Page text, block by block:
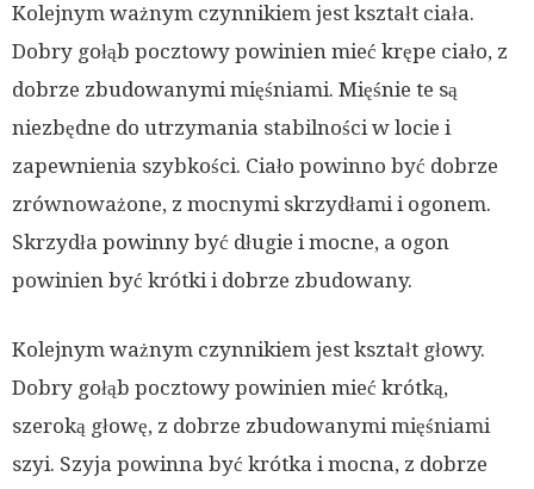
Kolejnym ważnym czynnikiem jest kształt ciała.
Dobry gołąb pocztowy powinien mieć krępe ciało, z
dobrze zbudowanymi mięśniami. Mięśnie te są
niezbędne do utrzymania stabilności w locie i
zapewnienia szybkości. Ciało powinno być dobrze
zrównoważone, z mocnymi skrzydłami i ogonem.
Skrzydła powinny być długie i mocne, a ogon
powinien być krótki i dobrze zbudowany.
Kolejnym ważnym czynnikiem jest kształt głowy.
Dobry gołąb pocztowy powinien mieć krótką,
szeroką głowę, z dobrze zbudowanymi mięśniami
szyi. Szyja powinna być krótka i mocna, z dobrze